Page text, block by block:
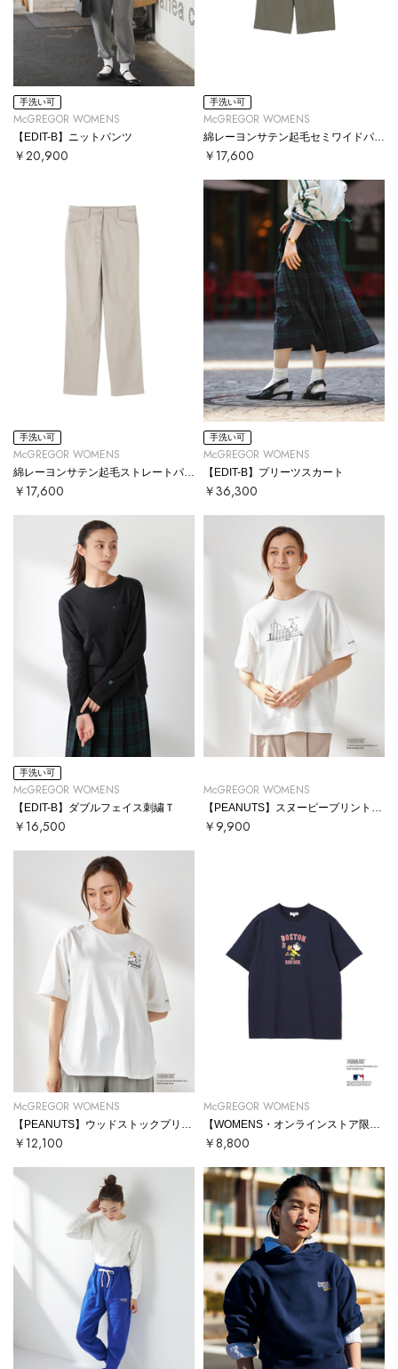
手洗い可
McGREGOR WOMENS
【EDIT-B】ニットパンツ
￥20,900
手洗い可
McGREGOR WOMENS
綿レーヨンサテン起毛セミワイドパンツ
￥17,600
手洗い可
McGREGOR WOMENS
綿レーヨンサテン起毛ストレートパンツ
￥17,600
手洗い可
McGREGOR WOMENS
【EDIT-B】プリーツスカート
￥36,300
手洗い可
McGREGOR WOMENS
【EDIT-B】ダブルフェイス刺繍Ｔ
￥16,500
McGREGOR WOMENS
￥9,900
McGREGOR WOMENS
￥12,100
McGREGOR WOMENS
￥8,800